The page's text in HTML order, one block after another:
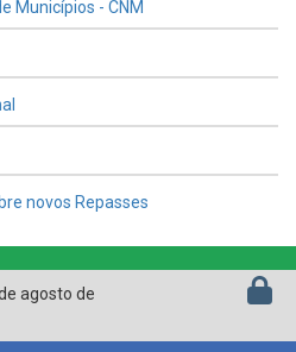
novos Repasses
agosto de
DE FERREIROS